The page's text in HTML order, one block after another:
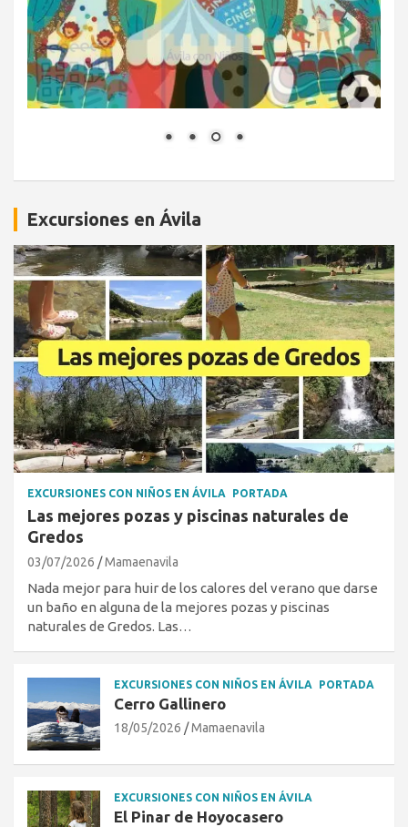
Excursiones en Ávila
EXCURSIONES CON NIÑOS EN ÁVILA PORTADA
Las mejores pozas y piscinas naturales de
Gredos
03/07/2026 Mamaenavila
Nada mejor para huir de los calores del verano que darse
un baño en alguna de la mejores pozas y piscinas
naturales de Gredos. Las…
EXCURSIONES CON NIÑOS EN ÁVILA PORTADA
Cerro Gallinero
18/05/2026 Mamaenavila
EXCURSIONES CON NIÑOS EN ÁVILA
El Pinar de Hoyocasero